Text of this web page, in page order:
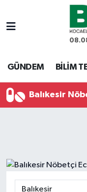
GÜNDEM BİLİM
Balıkesir
Kocaeli
Kocaeli Hava
Son Dakika
Haber Arşivi